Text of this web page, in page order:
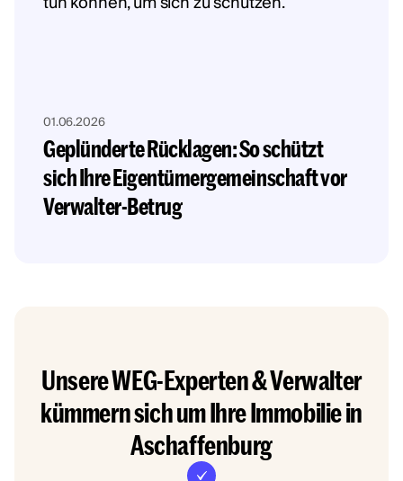
01.06.2026
Geplünderte Rücklagen: So schützt
sich Ihre Eigentümergemeinschaft vor
Verwalter-Betrug
Unsere WEG-Experten & Verwalter
kümmern sich um Ihre Immobilie in
Aschaffenburg